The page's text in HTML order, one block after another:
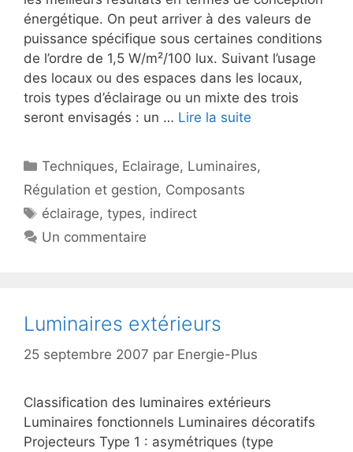
énergétique. On peut arriver à des valeurs de
puissance spécifique sous certaines conditions
de l’ordre de 1,5 W/m²/100 lux. Suivant l’usage
des locaux ou des espaces dans les locaux,
trois types d’éclairage ou un mixte des trois
seront envisagés : un … Lire la suite
Catégories
Techniques, Eclairage, Luminaires,
Régulation et gestion, Composants
Étiquettes
éclairage,types, indirect
Un commentaire
Luminaires extérieurs
25 septembre 2007 par Energie-Plus
Classification des luminaires extérieurs
Luminaires fonctionnels Luminaires décoratifs
Projecteurs Type 1 : asymétriques (type